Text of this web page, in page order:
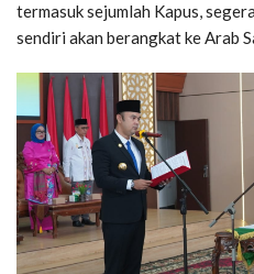
termasuk sejumlah Kapus,
sendiri akan berangkat ke Arab